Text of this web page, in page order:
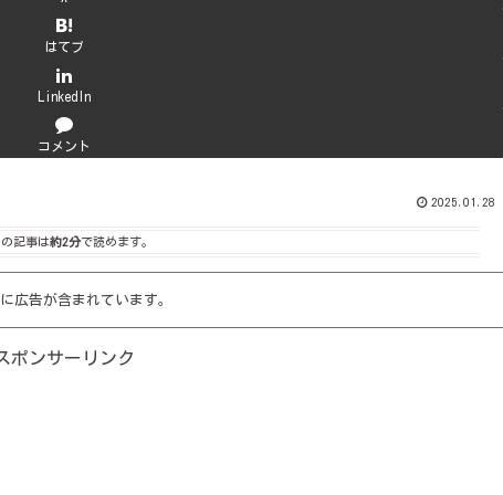
はてブ
LinkedIn
コメント
2025.01.28
記事は約2分で読めます。
広告が含まれています。
ポンサーリンク